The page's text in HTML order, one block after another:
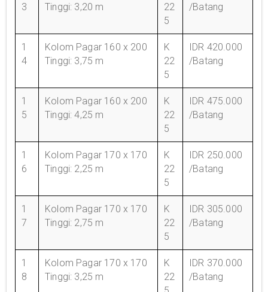
3
Tinggi: 3,20 m
22
5
/Batang
1
4
Kolom Pagar 160 x 200
Tinggi: 3,75 m
K
22
5
IDR 420.000
/Batang
1
5
Kolom Pagar 160 x 200
Tinggi: 4,25 m
K
22
5
IDR 475.000
/Batang
1
6
Kolom Pagar 170 x 170
Tinggi: 2,25 m
K
22
5
IDR 250.000
/Batang
1
7
Kolom Pagar 170 x 170
Tinggi: 2,75 m
K
22
5
IDR 305.000
/Batang
1
8
Kolom Pagar 170 x 170
Tinggi: 3,25 m
K
22
IDR 370.000
/Batang